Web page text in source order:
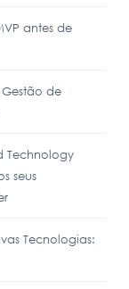
antes de
de
Technology
seus
Tecnologias: